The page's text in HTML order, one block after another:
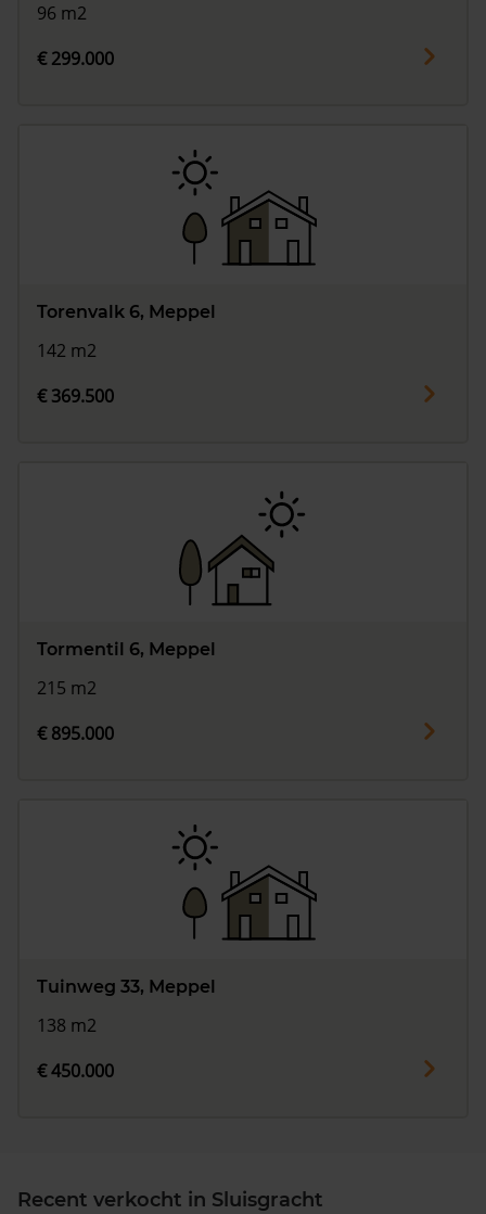
96 m2
€ 299.000
Torenvalk 6, Meppel
142 m2
€ 369.500
Tormentil 6, Meppel
215 m2
€ 895.000
Tuinweg 33, Meppel
138 m2
€ 450.000
Recent verkocht in Sluisgracht